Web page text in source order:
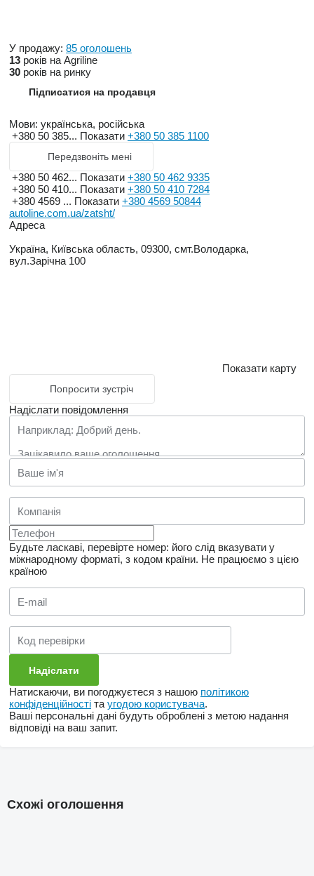
У продажу: 85 оголошень
13 років на Agriline
30 років на ринку
Підписатися на продавця
Мови: українська, російська
+380 50 385... Показати +380 50 385 1100
Передзвоніть мені
+380 50 462... Показати +380 50 462 9335
+380 50 410... Показати +380 50 410 7284
+380 4569 ... Показати +380 4569 50844
autoline.com.ua/zatsht/
Адреса
Україна, Київська область, 09300, смт.Володарка,
вул.Зарічна 100
Показати карту
Попросити зустріч
Надіслати повідомлення
Будьте ласкаві, перевірте номер: його слід вказувати у
міжнародному форматі, з кодом країни. Не працюємо з цією
країною
Натискаючи, ви погоджуєтеся з нашою політикою
конфіденційності та угодою користувача.
Ваші персональні дані будуть оброблені з метою надання
відповіді на ваш запит.
Схожі оголошення